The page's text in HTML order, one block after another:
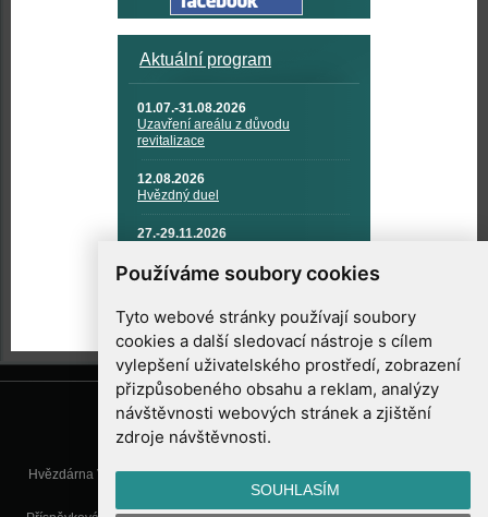
Používáme soubory cookies
Tyto webové stránky používají soubory
cookies a další sledovací nástroje s cílem
vylepšení uživatelského prostředí, zobrazení
přizpůsobeného obsahu a reklam, analýzy
návštěvnosti webových stránek a zjištění
zdroje návštěvnosti.
SOUHLASÍM
Aktuální program
01.07.-31.08.2026
Uzavření areálu z důvodu
revitalizace
12.08.2026
Hvězdný duel
27.-29.11.2026
TECHNIKA A KOSMICKÉ
TECHNOLOGIE
Hvězdárna Valašské Meziříčí, příspěvková organizace, Vsetínská 78, 757
01 Valašské Meziříčí